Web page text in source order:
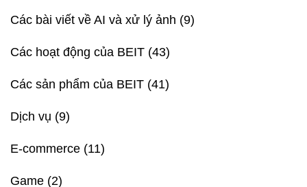
Các bài viết về AI và xử lý ảnh (9)
Các hoạt động của BEIT (43)
Các sản phẩm của BEIT (41)
Dịch vụ (9)
E-commerce (11)
Game (2)